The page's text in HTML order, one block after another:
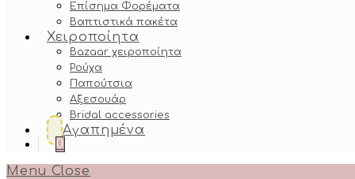
Επίσημα Φορέματα
Βαπτιστικά πακέτα
Χειροποίητα
Bazaar χειροποίητα
Ρούχα
Παπούτσια
Αξεσουάρ
Bridal accessories
Αγαπημένα
0
Menu Close